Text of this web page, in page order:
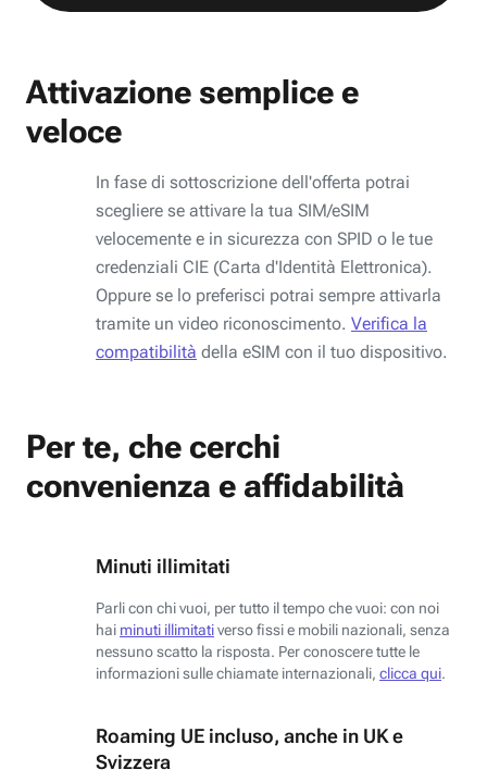
Attivazione semplice e
veloce
In fase di sottoscrizione dell'offerta potrai
scegliere se attivare la tua SIM/eSIM
velocemente e in sicurezza con SPID o le tue
credenziali CIE (Carta d'Identità Elettronica).
Oppure se lo preferisci potrai sempre attivarla
tramite un video riconoscimento. Verifica la
compatibilità della eSIM con il tuo dispositivo.
Per te, che cerchi
convenienza e affidabilità
Minuti illimitati
Parli con chi vuoi, per tutto il tempo che vuoi: con noi
hai minuti illimitativerso fissi e mobili nazionali, senza
nessuno scatto la risposta. Per conoscere tutte le
informazioni sulle chiamate internazionali, clicca qui.
Roaming UE incluso, anche in UK e
Svizzera